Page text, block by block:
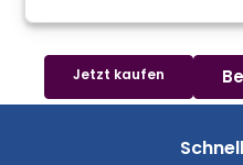
Jetzt kaufen